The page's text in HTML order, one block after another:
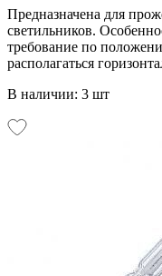
Предназначена для
светильников.
требование по
располагаться
В наличии: 3 шт